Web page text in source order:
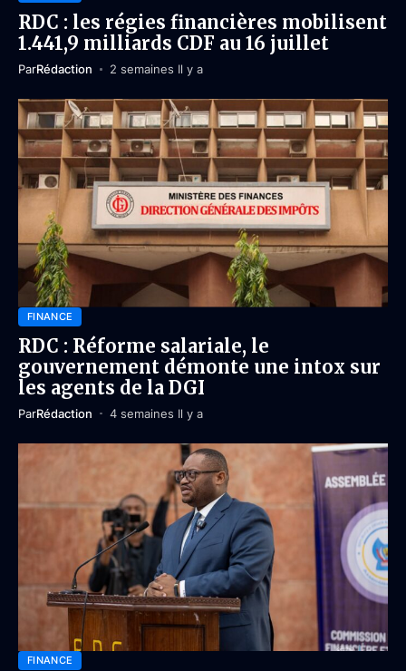
RDC : les régies financières mobilisent
1.441,9 milliards CDF au 16 juillet
ParRédaction 2 semaines Il y a
FINANCE
RDC : Réforme salariale, le
gouvernement démonte une intox sur
les agents de la DGI
ParRédaction 4 semaines Il y a
FINANCE